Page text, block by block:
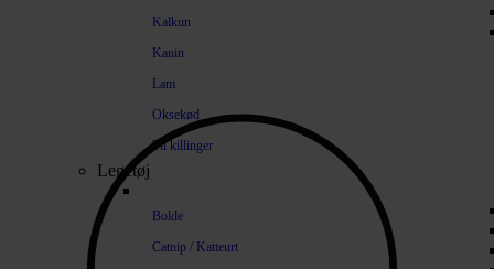
Kalkun
Kanin
Lam
Oksekød
Til killinger
Legetøj
Bolde
Catnip / Katteurt